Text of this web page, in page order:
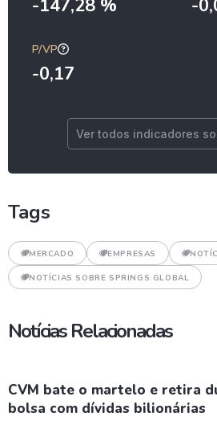
-147,28 % -
P/VP
-0,17
Ver todos indicadores
Tags
MERCADO EMPRESAS
NOTÍCIAS SOBRE SPRINGS GLOBAL
Notícias Relacionadas
CVM bate o martelo e retira
bolsa com dívidas bilionárias